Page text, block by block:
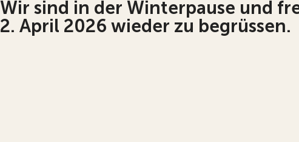
Wir sind in der Winterpause und
2. April 2026 wieder zu begrüssen.